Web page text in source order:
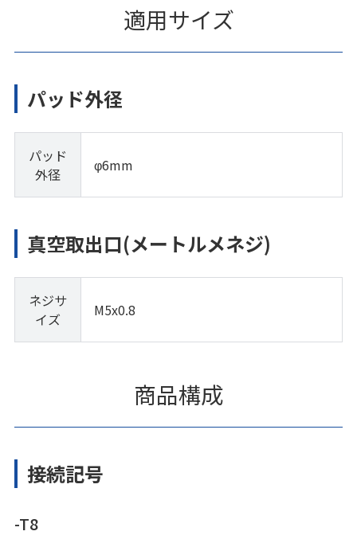
適用サイズ
パッド外径
パッド
外径
φ6mm
真空取出口(メートルメネジ)
ネジサ
イズ
M5x0.8
商品構成
接続記号
-T8